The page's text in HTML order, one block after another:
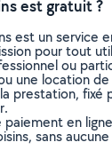
est gratuit ?
est un service
pour tout
ou
une location de
prestation, fixé
paiement en
sans